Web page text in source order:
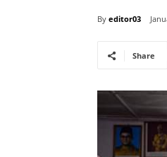
By editor03
Share